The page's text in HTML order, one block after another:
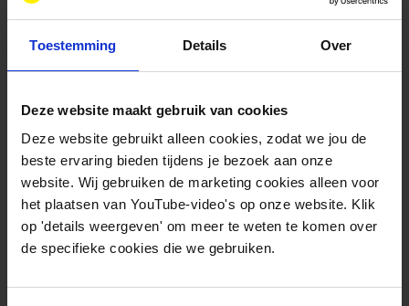
Toestemming Details Over
Deze website maakt gebruik van cookies
Deze website gebruikt alleen cookies, zodat we jou de
beste ervaring bieden tijdens je bezoek aan onze
website. Wij gebruiken de marketing cookies alleen voor
het plaatsen van YouTube-video's op onze website. Klik
op 'details weergeven' om meer te weten te komen over
de specifieke cookies die we gebruiken.
Blog
juli 9, 2026
Opening New Energy Forum
2026